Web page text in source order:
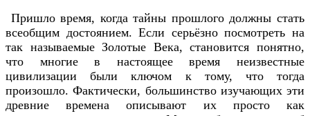
Пришло время, когда тайны прошлого должны стать
всеобщим достоянием. Если серьёзно посмотреть на
так называемые Золотые Века, становится понятно,
что многие в настоящее время неизвестные
цивилизации были ключом к тому, что тогда
произошло. Фактически, большинство изучающих эти
древние времена описывают их просто как